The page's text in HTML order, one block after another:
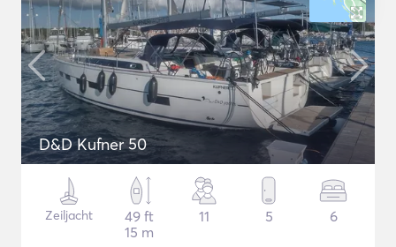
D&D Kufner 50
Zeiljacht
49 ft
15 m
11 5 6